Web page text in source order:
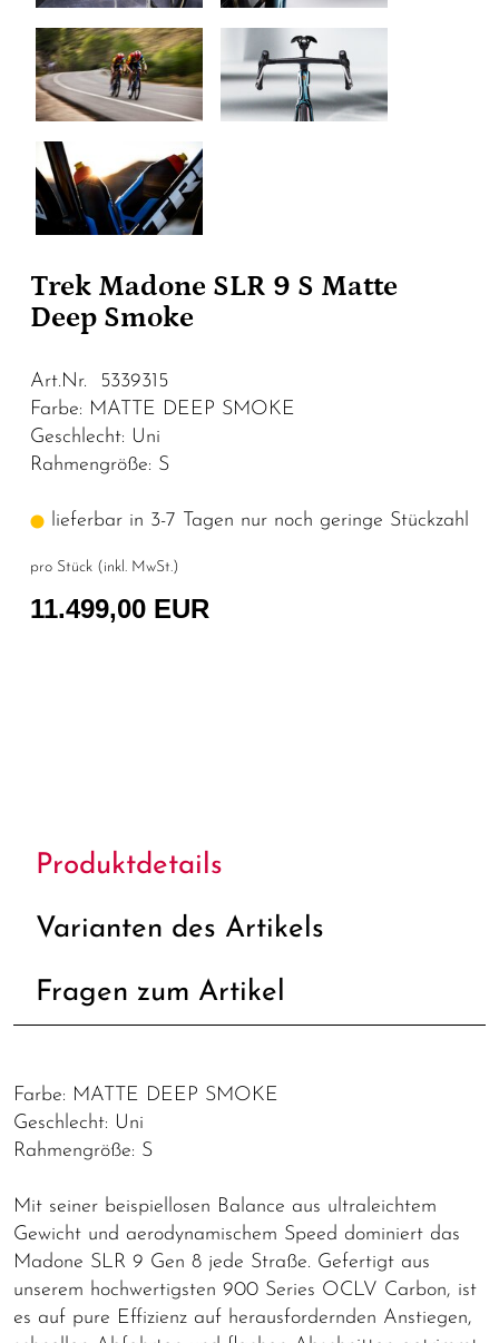
Trek Madone SLR 9 S Matte
Deep Smoke
Art.Nr. 5339315
Farbe: MATTE DEEP SMOKE
Geschlecht: Uni
Rahmengröße: S
lieferbar in 3-7 Tagen nur noch geringe Stückzahl
pro Stück (inkl. MwSt.)
11.499,00 EUR
Produktdetails
Varianten des Artikels
Fragen zum Artikel
Farbe: MATTE DEEP SMOKE
Geschlecht: Uni
Rahmengröße: S
Mit seiner beispiellosen Balance aus ultraleichtem
Gewicht und aerodynamischem Speed dominiert das
Madone SLR 9 Gen 8 jede Straße. Gefertigt aus
unserem hochwertigsten 900 Series OCLV Carbon, ist
es auf pure Effizienz auf herausfordernden Anstiegen,